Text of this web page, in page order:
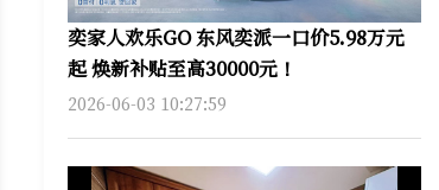
奕家人欢乐GO 东风奕派一口价5.98万元
起 焕新补贴至高30000元！
2026-06-03 10:27:59